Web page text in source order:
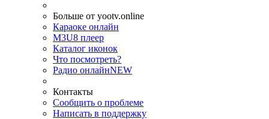
Больше от yootv.online
Караоке онлайн
M3U8 плеер
Каталог иконок
Что посмотреть?
Радио онлайнNEW
Контакты
Сообщить о проблеме
Написать в поддержку